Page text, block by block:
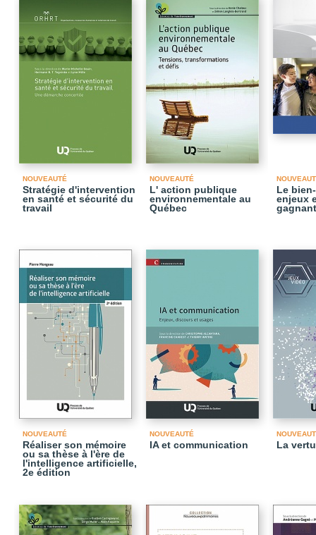
NOUVEAUTÉ
Stratégie d'intervention
en santé et sécurité du
travail
NOUVEAUTÉ
L' action publique
environnementale au
Québec
Le
enjeux
NOUVEAUTÉ
Réaliser son mémoire
ou sa thèse à l'ère de
l'intelligence artificielle,
2e édition
NOUVEAUTÉ
IA et communication La